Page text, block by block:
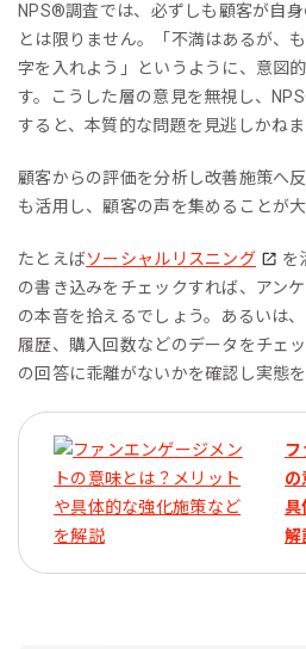
NPS®︎調査では、必ずしも顧客が自
とは限りません。「不満はあるが、
字を入れよう」というように、意図
す。こうした層の意見を無視し、
すると、本質的な問題を見逃しかねま
顧客からの評価を分析し改善施策へ
も活用し、顧客の声を集めることが大
たとえばソーシャルリスニング
を
の書き込みをチェックすれば、アン
の本音を拾えるでしょう。あるいは
履歴、購入回数などのデータをチェ
の回答に乖離がないかを確認し実態を
フ
の
具
解